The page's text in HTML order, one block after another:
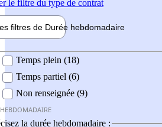
le filtre du type de contrat
filtres de Durée hebdomadaire
Temps plein (18)
Temps partiel (6)
Non renseignée (9)
la durée hebdomadaire :